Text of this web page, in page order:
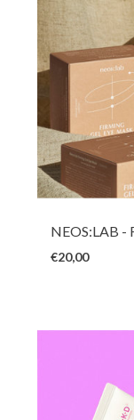
Deze dunne en
verstevigende
en squalaan helpen
te vullen.
NEOS:LAB -
€20,00